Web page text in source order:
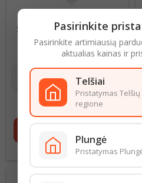
SŪDYTI LAŠINIAI/VIGESTA
Kaina
€ už 1 Kg
3,36 €
Pasirinkite
Pasirinkite artimiausią
aktualias kainas ir
Telšiai
Pristatymas Telšių
regione
Plungė
Pristatymas